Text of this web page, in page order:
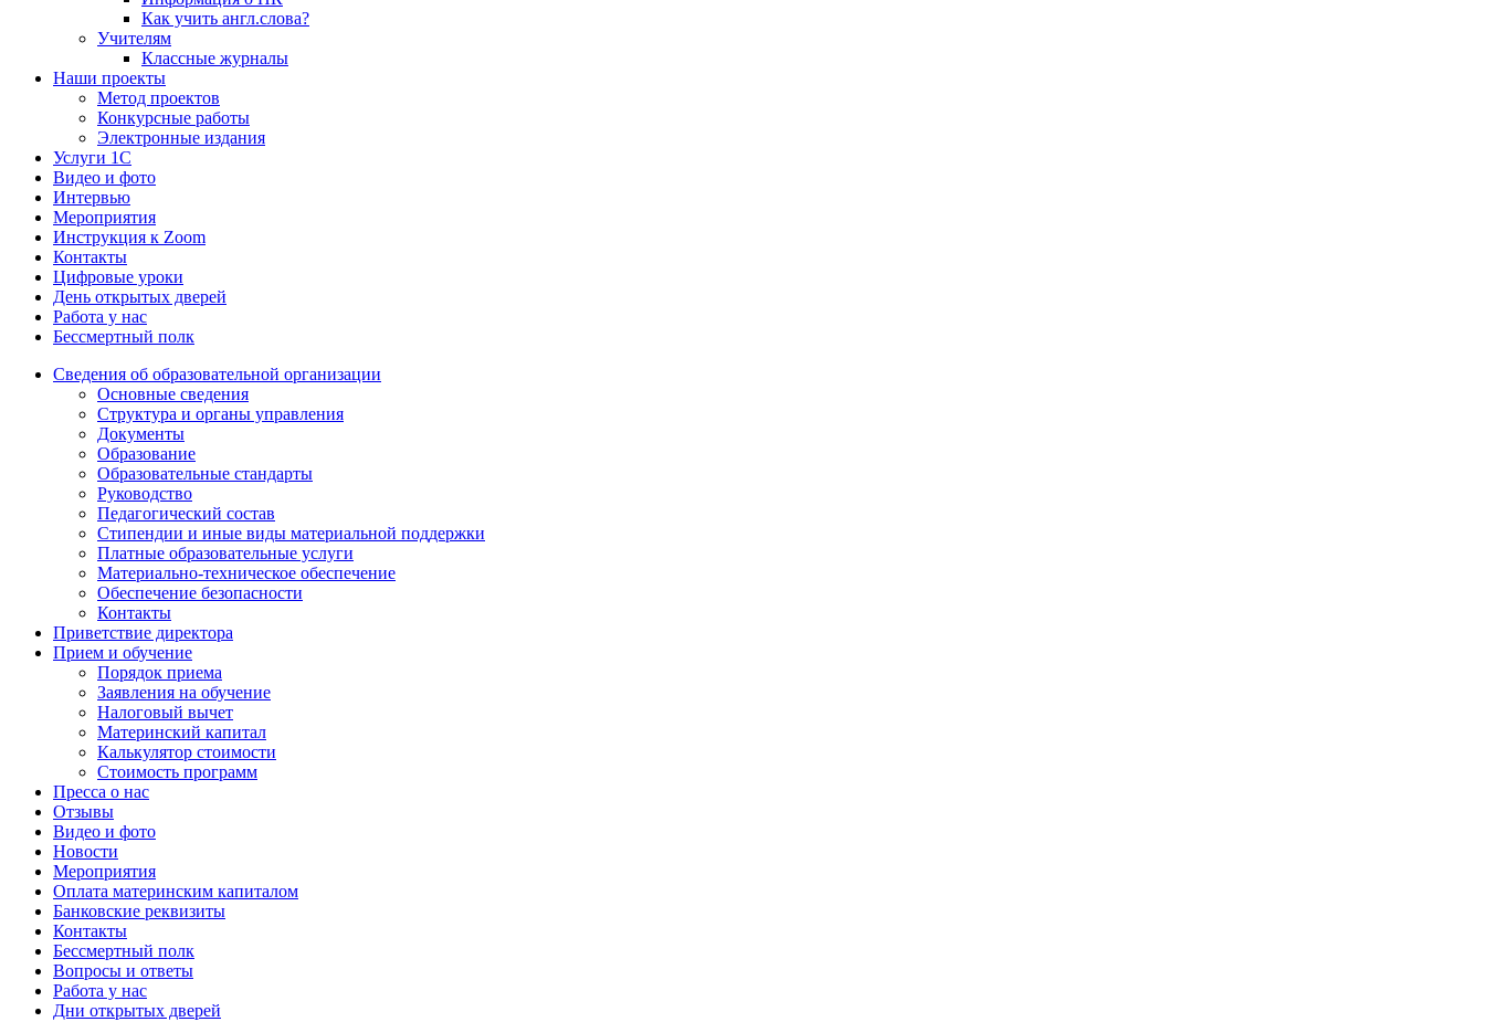
Как учить англ.слова?
Учителям
Классные журналы
Наши проекты
Метод проектов
Конкурсные работы
Электронные издания
Услуги 1C
Видео и фото
Интервью
Мероприятия
Инструкция к Zoom
Контакты
Цифровые уроки
День открытых дверей
Работа у нас
Бессмертный полк
Сведения об образовательной организации
Основные сведения
Структура и органы управления
Документы
Образование
Образовательные стандарты
Руководство
Педагогический состав
Стипендии и иные виды материальной поддержки
Платные образовательные услуги
Материально-техническое обеспечение
Обеспечение безопасности
Контакты
Приветствие директора
Прием и обучение
Порядок приема
Заявления на обучение
Налоговый вычет
Материнский капитал
Калькулятор стоимости
Стоимость программ
Пресса о нас
Отзывы
Видео и фото
Новости
Мероприятия
Оплата материнским капиталом
Банковские реквизиты
Контакты
Бессмертный полк
Вопросы и ответы
Работа у нас
Дни открытых дверей